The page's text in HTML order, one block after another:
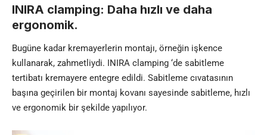
INIRA clamping: Daha hızlı ve daha
ergonomik.
Bugüne kadar kremayerlerin montajı, örneğin işkence
kullanarak, zahmetliydi. INIRA clamping ‘de sabitleme
tertibatı kremayere entegre edildi. Sabitleme cıvatasının
başına geçirilen bir montaj kovanı sayesinde sabitleme, hızlı
ve ergonomik bir şekilde yapılıyor.